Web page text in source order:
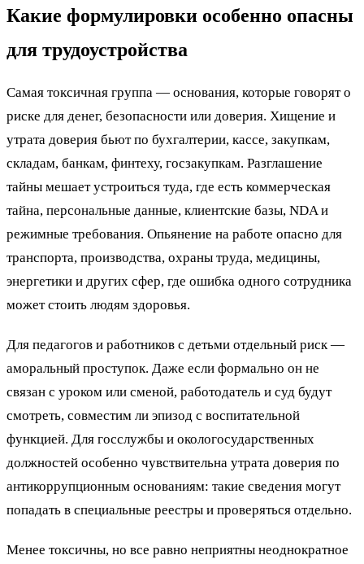
Какие формулировки особенно опасны
для трудоустройства
Самая токсичная группа — основания, которые говорят о
риске для денег, безопасности или доверия. Хищение и
утрата доверия бьют по бухгалтерии, кассе, закупкам,
складам, банкам, финтеху, госзакупкам. Разглашение
тайны мешает устроиться туда, где есть коммерческая
тайна, персональные данные, клиентские базы, NDA и
режимные требования. Опьянение на работе опасно для
транспорта, производства, охраны труда, медицины,
энергетики и других сфер, где ошибка одного сотрудника
может стоить людям здоровья.
Для педагогов и работников с детьми отдельный риск —
аморальный проступок. Даже если формально он не
связан с уроком или сменой, работодатель и суд будут
смотреть, совместим ли эпизод с воспитательной
функцией. Для госслужбы и окологосударственных
должностей особенно чувствительна утрата доверия по
антикоррупционным основаниям: такие сведения могут
попадать в специальные реестры и проверяться отдельно.
Менее токсичны, но все равно неприятны неоднократное